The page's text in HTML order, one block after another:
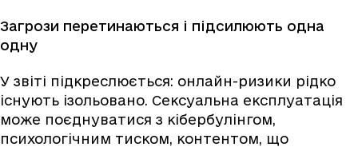
Загрози перетинаються і підсилюють одна
одну
У звіті підкреслюється: онлайн-ризики рідко
існують ізольовано. Сексуальна експлуатація
може поєднуватися з кібербулінгом,
психологічним тиском, контентом, що